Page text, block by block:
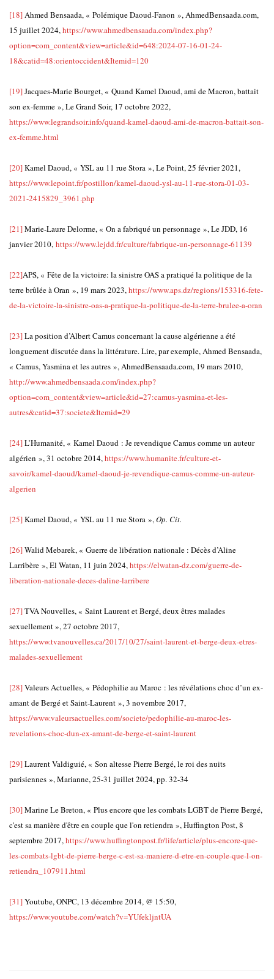
[18]Ahmed Bensaada, « Polémique Daoud-Fanon », AhmedBensaada.com,
15 juillet 2024,https://www.ahmedbensaada.com/index.php?
option=com_content&view=article&id=648:2024-07-16-01-24-
18&catid=48:orientoccident&Itemid=120
[19]Jacques-Marie Bourget, « Quand Kamel Daoud, ami de Macron, battait
son ex-femme », Le Grand Soir, 17 octobre 2022,
https://www.legrandsoir.info/quand-kamel-daoud-ami-de-macron-battait-son-
ex-femme.html
[20]Kamel Daoud, « YSL au 11 rue Stora », Le Point, 25 février 2021,
https://www.lepoint.fr/postillon/kamel-daoud-ysl-au-11-rue-stora-01-03-
2021-2415829_3961.php
[21]Marie-Laure Delorme, « On a fabriqué un personnage », Le JDD, 16
janvier 2010, https://www.lejdd.fr/culture/fabrique-un-personnage-61139
[22]APS, « Fête de la victoire: la sinistre OAS a pratiqué la politique de la
terre brûlée à Oran », 19 mars 2023,https://www.aps.dz/regions/153316-fete-
de-la-victoire-la-sinistre-oas-a-pratique-la-politique-de-la-terre-brulee-a-oran
[23]La position d’Albert Camus concernant la cause algérienne a été
longuement discutée dans la littérature. Lire, par exemple, Ahmed Bensaada,
« Camus, Yasmina et les autres », AhmedBensaada.com, 19 mars 2010,
http://www.ahmedbensaada.com/index.php?
option=com_content&view=article&id=27:camus-yasmina-et-les-
autres&catid=37:societe&Itemid=29
[24]L’Humanité, « Kamel Daoud : Je revendique Camus comme un auteur
algérien », 31 octobre 2014,https://www.humanite.fr/culture-et-
savoir/kamel-daoud/kamel-daoud-je-revendique-camus-comme-un-auteur-
algerien
[25]Kamel Daoud, « YSL au 11 rue Stora »,Op. Cit.
[26]Walid Mebarek, « Guerre de libération nationale : Décès d’Aline
Larribère », El Watan, 11 juin 2024,https://elwatan-dz.com/guerre-de-
liberation-nationale-deces-daline-larribere
[27]TVA Nouvelles, « Saint Laurent et Bergé, deux êtres malades
sexuellement », 27 octobre 2017,
https://www.tvanouvelles.ca/2017/10/27/saint-laurent-et-berge-deux-etres-
malades-sexuellement
[28]Valeurs Actuelles, « Pédophilie au Maroc : les révélations choc d’un ex-
amant de Bergé et Saint-Laurent », 3 novembre 2017,
https://www.valeursactuelles.com/societe/pedophilie-au-maroc-les-
revelations-choc-dun-ex-amant-de-berge-et-saint-laurent
[29]Laurent Valdiguié, « Son altesse Pierre Bergé, le roi des nuits
parisiennes », Marianne, 25-31 juillet 2024, pp. 32-34
[30]Marine Le Breton, « Plus encore que les combats LGBT de Pierre Bergé,
c'est sa manière d'être en couple que l'on retiendra », Huffington Post, 8
septembre 2017,https://www.huffingtonpost.fr/life/article/plus-encore-que-
les-combats-lgbt-de-pierre-berge-c-est-sa-maniere-d-etre-en-couple-que-l-on-
retiendra_107911.html
[31]Youtube, ONPC, 13 décembre 2014, @ 15:50,
https://www.youtube.com/watch?v=YUfekljntUA